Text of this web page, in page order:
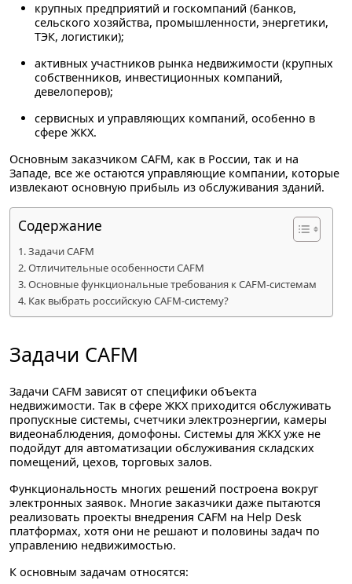
крупных предприятий и госкомпаний (банков,
сельского хозяйства, промышленности, энергетики,
ТЭК, логистики);
активных участников рынка недвижимости (крупных
собственников, инвестиционных компаний,
девелоперов);
сервисных и управляющих компаний, особенно в
сфере ЖКХ.
Основным заказчиком CAFM, как в России, так и на
Западе, все же остаются управляющие компании, которые
извлекают основную прибыль из обслуживания зданий.
Содержание
Задачи CAFM
Отличительные особенности CAFM
Основные функциональные требования к CAFM-системам
Как выбрать российскую CAFM-систему?
Задачи CAFM
Задачи CAFM зависят от специфики объекта
недвижимости. Так в сфере ЖКХ приходится обслуживать
пропускные системы, счетчики электроэнергии, камеры
видеонаблюдения, домофоны. Системы для ЖКХ уже не
подойдут для автоматизации обслуживания складских
помещений, цехов, торговых залов.
Функциональность многих решений построена вокруг
электронных заявок. Многие заказчики даже пытаются
реализовать проекты внедрения CAFM на Help Desk
платформах, хотя они не решают и половины задач по
управлению недвижимостью.
К основным задачам относятся: